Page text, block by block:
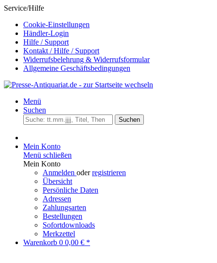
Service/Hilfe
Cookie-Einstellungen
Händler-Login
Hilfe / Support
Kontakt / Hilfe / Support
Widerrufsbelehrung & Widerrufsformular
Allgemeine Geschäftsbedingungen
Menü
Suchen
Suchen
Mein Konto
Menü schließen
Mein Konto
Anmelden oderregistrieren
Übersicht
Persönliche Daten
Adressen
Zahlungsarten
Bestellungen
Sofortdownloads
Merkzettel
Warenkorb 0 0,00 € *